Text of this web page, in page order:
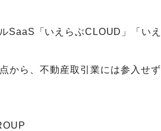
SaaS「いえらぶCLOUD」「い
から、不動産取引業には参入せ